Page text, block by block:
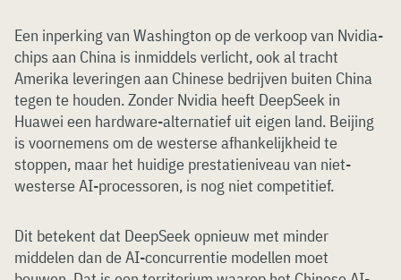
Een inperking van Washington op de verkoop van Nvidia-
chips aan China is inmiddels verlicht, ook al tracht
Amerika leveringen aan Chinese bedrijven buiten China
tegen te houden. Zonder Nvidia heeft DeepSeek in
Huawei een hardware-alternatief uit eigen land. Beijing
is voornemens om de westerse afhankelijkheid te
stoppen, maar het huidige prestatieniveau van niet-
westerse AI-processoren, is nog niet competitief.
Dit betekent dat DeepSeek opnieuw met minder
middelen dan de AI-concurrentie modellen moet